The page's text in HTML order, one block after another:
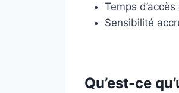
Temps
Sensibilité
Qu’est-ce